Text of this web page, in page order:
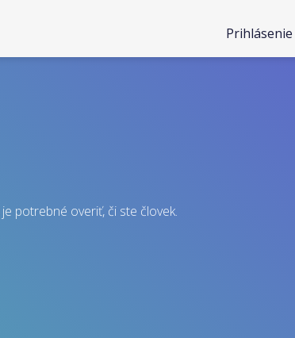
Prihlásenie
je potrebné overiť, či ste človek.